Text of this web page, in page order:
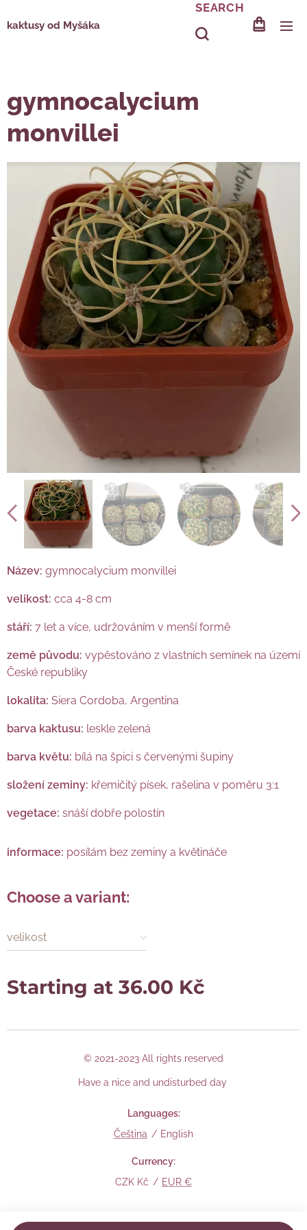
kaktusy od Myšáka
SEARCH
gymnocalycium
monvillei
Název: gymnocalycium monvillei
velikost: cca 4-8 cm
stáří: 7 let a více, udržováním v menší formě
země původu: vypěstováno z vlastních semínek na území
České republiky
lokalita: Siera Cordoba, Argentina
barva kaktusu: leskle zelená
barva květu: bílá na špici s červenými šupiny
složení zeminy: křemičitý písek, rašelina v poměru 3:1
vegetace: snáší dobře polostín
informace: posílám bez zeminy a květináče
Choose a variant:
velikost
Starting at 36.00 Kč
© 2021-2023 All rights reserved
Have a nice and undisturbed day
Languages
Čeština
English
Currency
CZK Kč
EUR €